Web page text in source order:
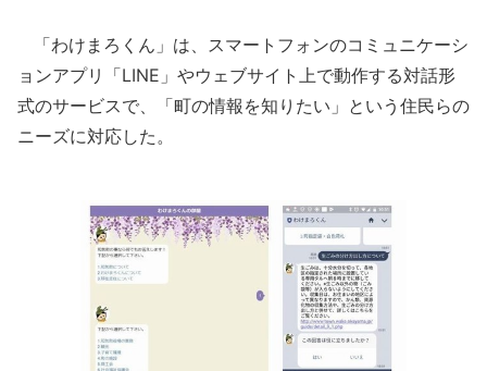
「わけまろくん」は、スマートフォンのコミュニケーシ
ョンアプリ「LINE」やウェブサイト上で動作する対話形
式のサービスで、「町の情報を知りたい」という住民らの
ニーズに対応した。